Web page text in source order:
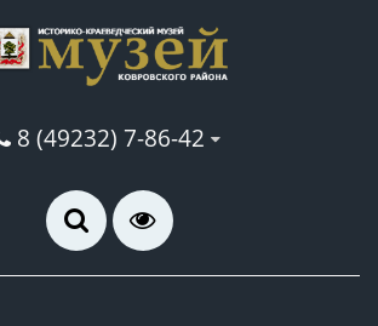
8 (49232) 7-86-42